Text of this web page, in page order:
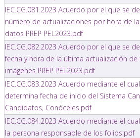
IEC.CG.081.2023 Acuerdo por el que se
número de actualizaciones por hora de
datos PREP PEL2023.pdf
IEC.CG.082.2023 Acuerdo por el que se
fecha y hora de la última actualización de
imágenes PREP PEL2023.pdf
IEC.CG.083.2023 Acuerdo mediante el
determina fecha de inicio del Sistema
Candidatos, Conóceles.pdf
IEC.CG.084.2023 Acuerdo mediante el
la persona responsable de los folios.pdf